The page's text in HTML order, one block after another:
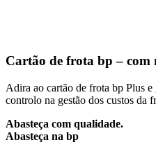
Cartão de frota bp – com
Adira ao cartão de frota bp Plus
controlo na gestão dos custos da
Abasteça com qualidade.
Abasteça na bp